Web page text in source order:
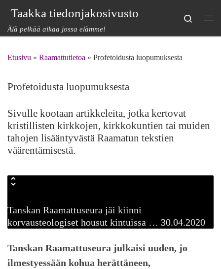
Skip to content
Taakka tiedonjakosivusto
Älä pelkää aikaa jossa elämme!
Search
Etusivu » Raamattutietoa » Profetoidusta luopumuksesta
Profetoidusta luopumuksesta
Sivulle kootaan artikkeleita, jotka kertovat
kristillisten kirkkojen, kirkkokuntien tai muiden
tahojen lisääntyvästä Raamatun tekstien
väärentämisestä.
Tanskan Raamattuseura jäi kiinni
korvausteologiset housut kintuissa … 30.04.2020
Tanskan Raamattuseura julkaisi uuden, jo
ilmestyessään kohua herättäneen,